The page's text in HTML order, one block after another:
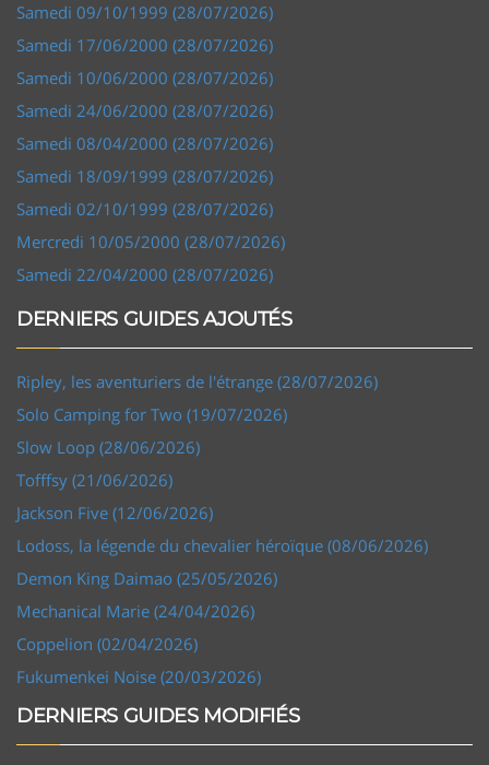
Samedi 09/10/1999 (28/07/2026)
Samedi 17/06/2000 (28/07/2026)
Samedi 10/06/2000 (28/07/2026)
Samedi 24/06/2000 (28/07/2026)
Samedi 08/04/2000 (28/07/2026)
Samedi 18/09/1999 (28/07/2026)
Samedi 02/10/1999 (28/07/2026)
Mercredi 10/05/2000 (28/07/2026)
Samedi 22/04/2000 (28/07/2026)
DERNIERS GUIDES AJOUTÉS
Ripley, les aventuriers de l'étrange (28/07/2026)
Solo Camping for Two (19/07/2026)
Slow Loop (28/06/2026)
Tofffsy (21/06/2026)
Jackson Five (12/06/2026)
Lodoss, la légende du chevalier héroïque (08/06/2026)
Demon King Daimao (25/05/2026)
Mechanical Marie (24/04/2026)
Coppelion (02/04/2026)
Fukumenkei Noise (20/03/2026)
DERNIERS GUIDES MODIFIÉS